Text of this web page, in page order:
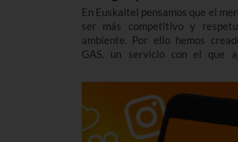
En Euskaltel pensamos que el
ser más competitivo y
ambiente. Por ello hemos
GAS, un servicio con el que
mercado pero sin renunciar a la
descuento para los que ya son